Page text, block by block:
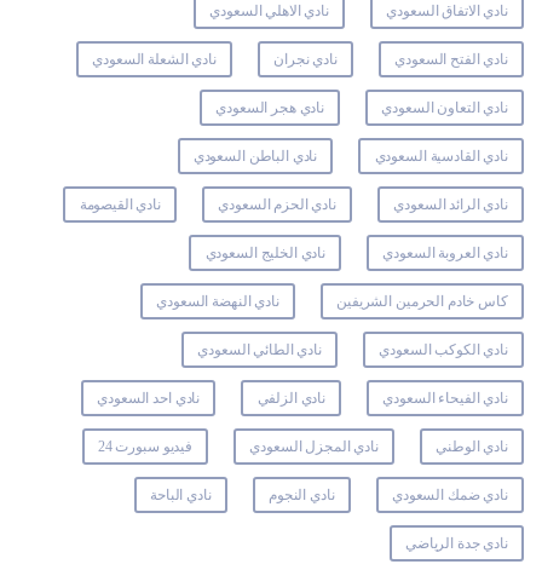
نادي الاتفاق السعودي نادي الاهلي السعودي
نادي الفتح السعودي نادي نجران نادي الشعلة السعودي
نادي التعاون السعودي نادي هجر السعودي
نادي القادسية السعودي نادي الباطن السعودي
نادي الرائد السعودي نادي الحزم السعودي نادي القيصومة
نادي العروبة السعودي نادي الخليج السعودي
كاس خادم الحرمين الشريفين نادي النهضة السعودي
نادي الكوكب السعودي نادي الطائي السعودي
نادي الفيحاء السعودي نادي الزلفي نادي احد السعودي
نادي الوطني نادي المجزل السعودي فيديو سبورت 24
نادي ضمك السعودي نادي النجوم نادي الباحة
نادي جدة الرياضي